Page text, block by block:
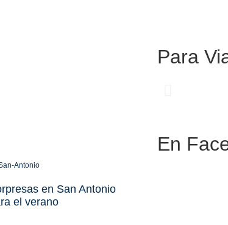
en San Antonio
el verano
Para
En